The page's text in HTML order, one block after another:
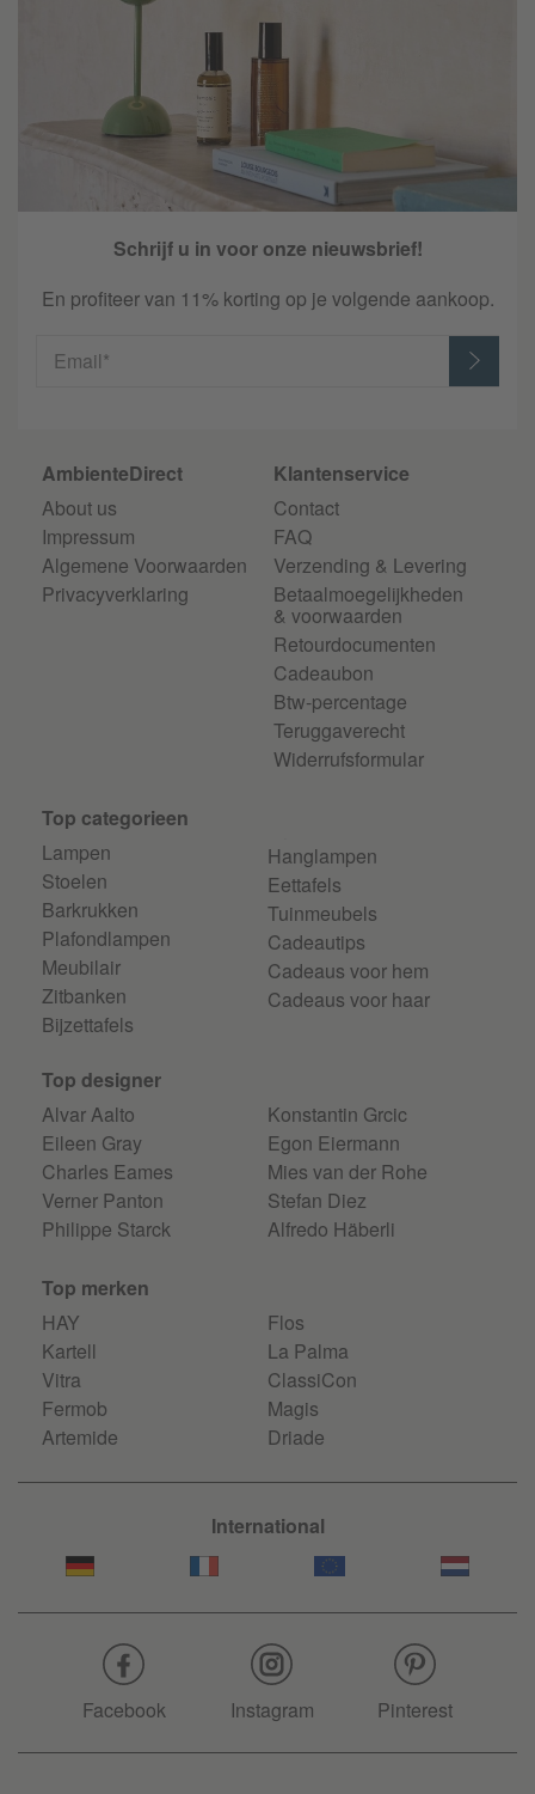
Schrijf u in voor onze nieuwsbrief!
En profiteer van 11% korting op je volgende aankoop.
Email*
AmbienteDirect
About us
Impressum
Algemene Voorwaarden
Privacyverklaring
Klantenservice
Contact
FAQ
Verzending & Levering
Betaalmoegelijkheden
& voorwaarden
Retourdocumenten
Cadeaubon
Btw-percentage
Teruggaverecht
Widerrufsformular
Top categorieen
Lampen
Stoelen
Barkrukken
Plafondlampen
Meubilair
Zitbanken
Bijzettafels
Hanglampen
Eettafels
Tuinmeubels
Cadeautips
Cadeaus voor hem
Cadeaus voor haar
Top designer
Alvar Aalto
Eileen Gray
Charles Eames
Verner Panton
Philippe Starck
Konstantin Grcic
Egon Eiermann
Mies van der Rohe
Stefan Diez
Alfredo Häberli
Top merken
HAY
Kartell
Vitra
Fermob
Artemide
Flos
La Palma
ClassiCon
Magis
Driade
International
Facebook Instagram Pinterest